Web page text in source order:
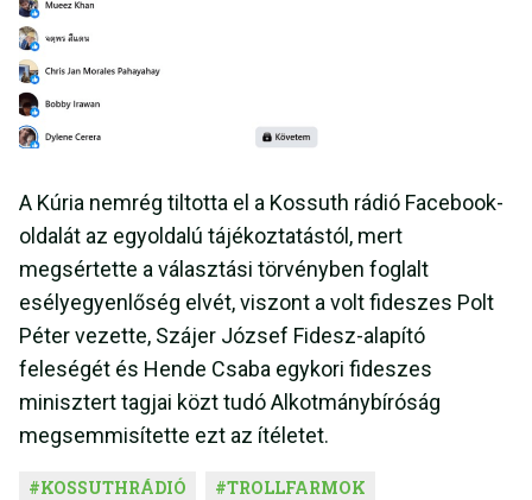
A Kúria nemrég tiltotta el a Kossuth rádió Facebook-
oldalát az egyoldalú tájékoztatástól, mert
megsértette a választási törvényben foglalt
esélyegyenlőség elvét, viszont a volt fideszes Polt
Péter vezette, Szájer József Fidesz-alapító
feleségét és Hende Csaba egykori fideszes
minisztert tagjai közt tudó Alkotmánybíróság
megsemmisítette ezt az ítéletet.
#KOSSUTHRÁDIÓ #TROLLFARMOK